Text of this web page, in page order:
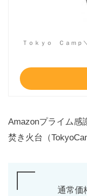
Ｔｏｋｙｏ Ｃａｍ
Amazonプライム感
焚き火台（
通常価